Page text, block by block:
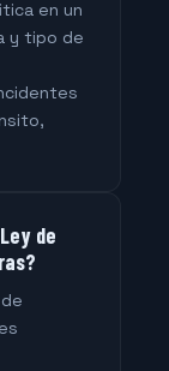
en un
y tipo de
de